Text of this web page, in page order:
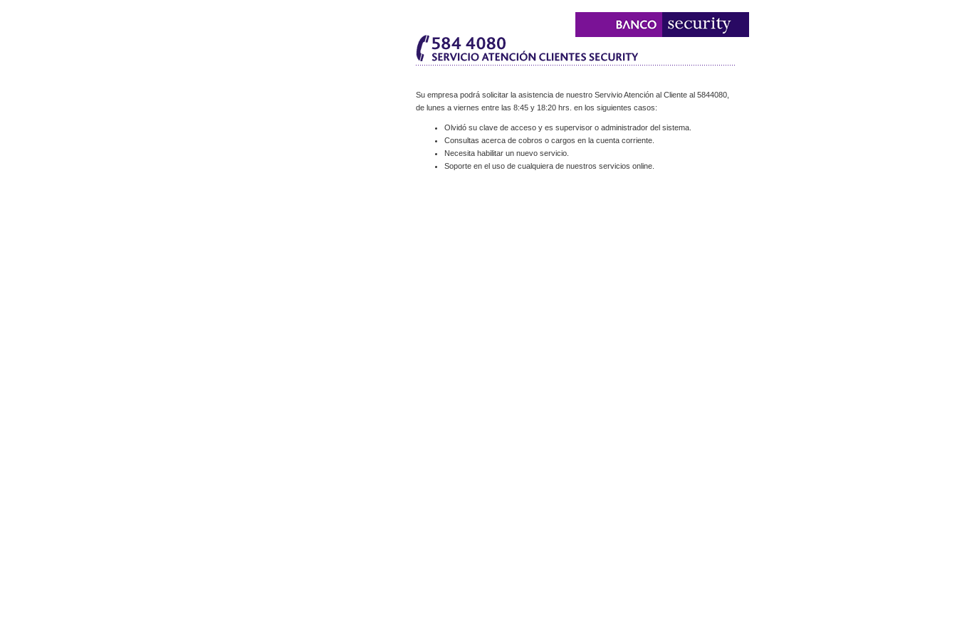
Su empresa podrá solicitar la asistencia de nuestro Servivio Atención al Cliente al 5844080,
de lunes a viernes entre las 8:45 y 18:20 hrs. en los siguientes casos:
Olvidó su clave de acceso y es supervisor o administrador del sistema.
Consultas acerca de cobros o cargos en la cuenta corriente.
Necesita habilitar un nuevo servicio.
Soporte en el uso de cualquiera de nuestros servicios online.